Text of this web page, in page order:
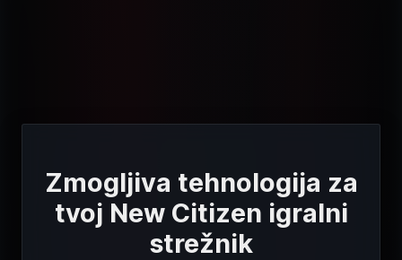
Zmogljiva tehnologija za
tvoj New Citizen igralni
strežnik